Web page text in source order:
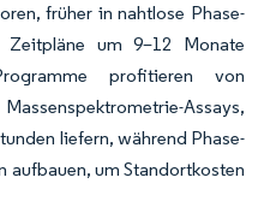
früher in nahtlose Phase-
um 9–12 Monate
profitieren von
Assays,
liefern, während Phase-
aufbauen, um Standortkosten